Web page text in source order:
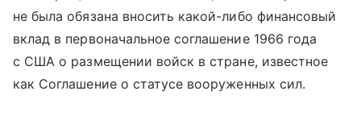
не была обязана вносить какой-либо финансовый
вклад в первоначальное соглашение 1966 года
с США о размещении войск в стране, известное
как Соглашение о статусе вооруженных сил.